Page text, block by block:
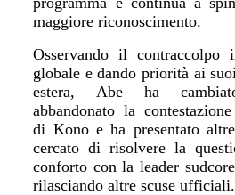
maggiore riconoscimento.
Osservando il contraccolpo
globale e dando priorità ai
estera, Abe ha
abbandonato la
di Kono e ha presentato
cercato di risolvere la
conforto con la leader
rilasciando altre scuse ufficiali.